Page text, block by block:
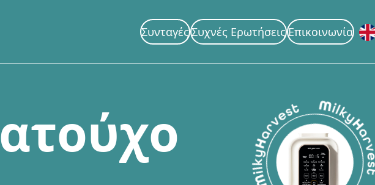
ΣυνταγέςΣυχνές ΕρωτήσειςΕπικοινωνία
ατούχο